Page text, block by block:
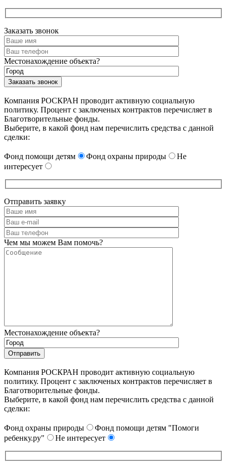
Заказать звонок
Местонахождение объекта?
Компания РОСКРАН проводит активную социальную
политику. Процент с заключеных контрактов перечисляет в
Благотворительные фонды.
Выберите, в какой фонд нам перечислить средства с данной
сделки:
Фонд помощи детям Фонд охраны природы
Не
интересует
Отправить заявку
Чем мы можем Вам помочь?
Местонахождение объекта?
Компания РОСКРАН проводит активную социальную
политику. Процент с заключеных контрактов перечисляет в
Благотворительные фонды.
Выберите, в какой фонд нам перечислить средства с данной
сделки:
Фонд охраны природы
Фонд помощи детям "Помоги
ребенку.ру"
Не интересует